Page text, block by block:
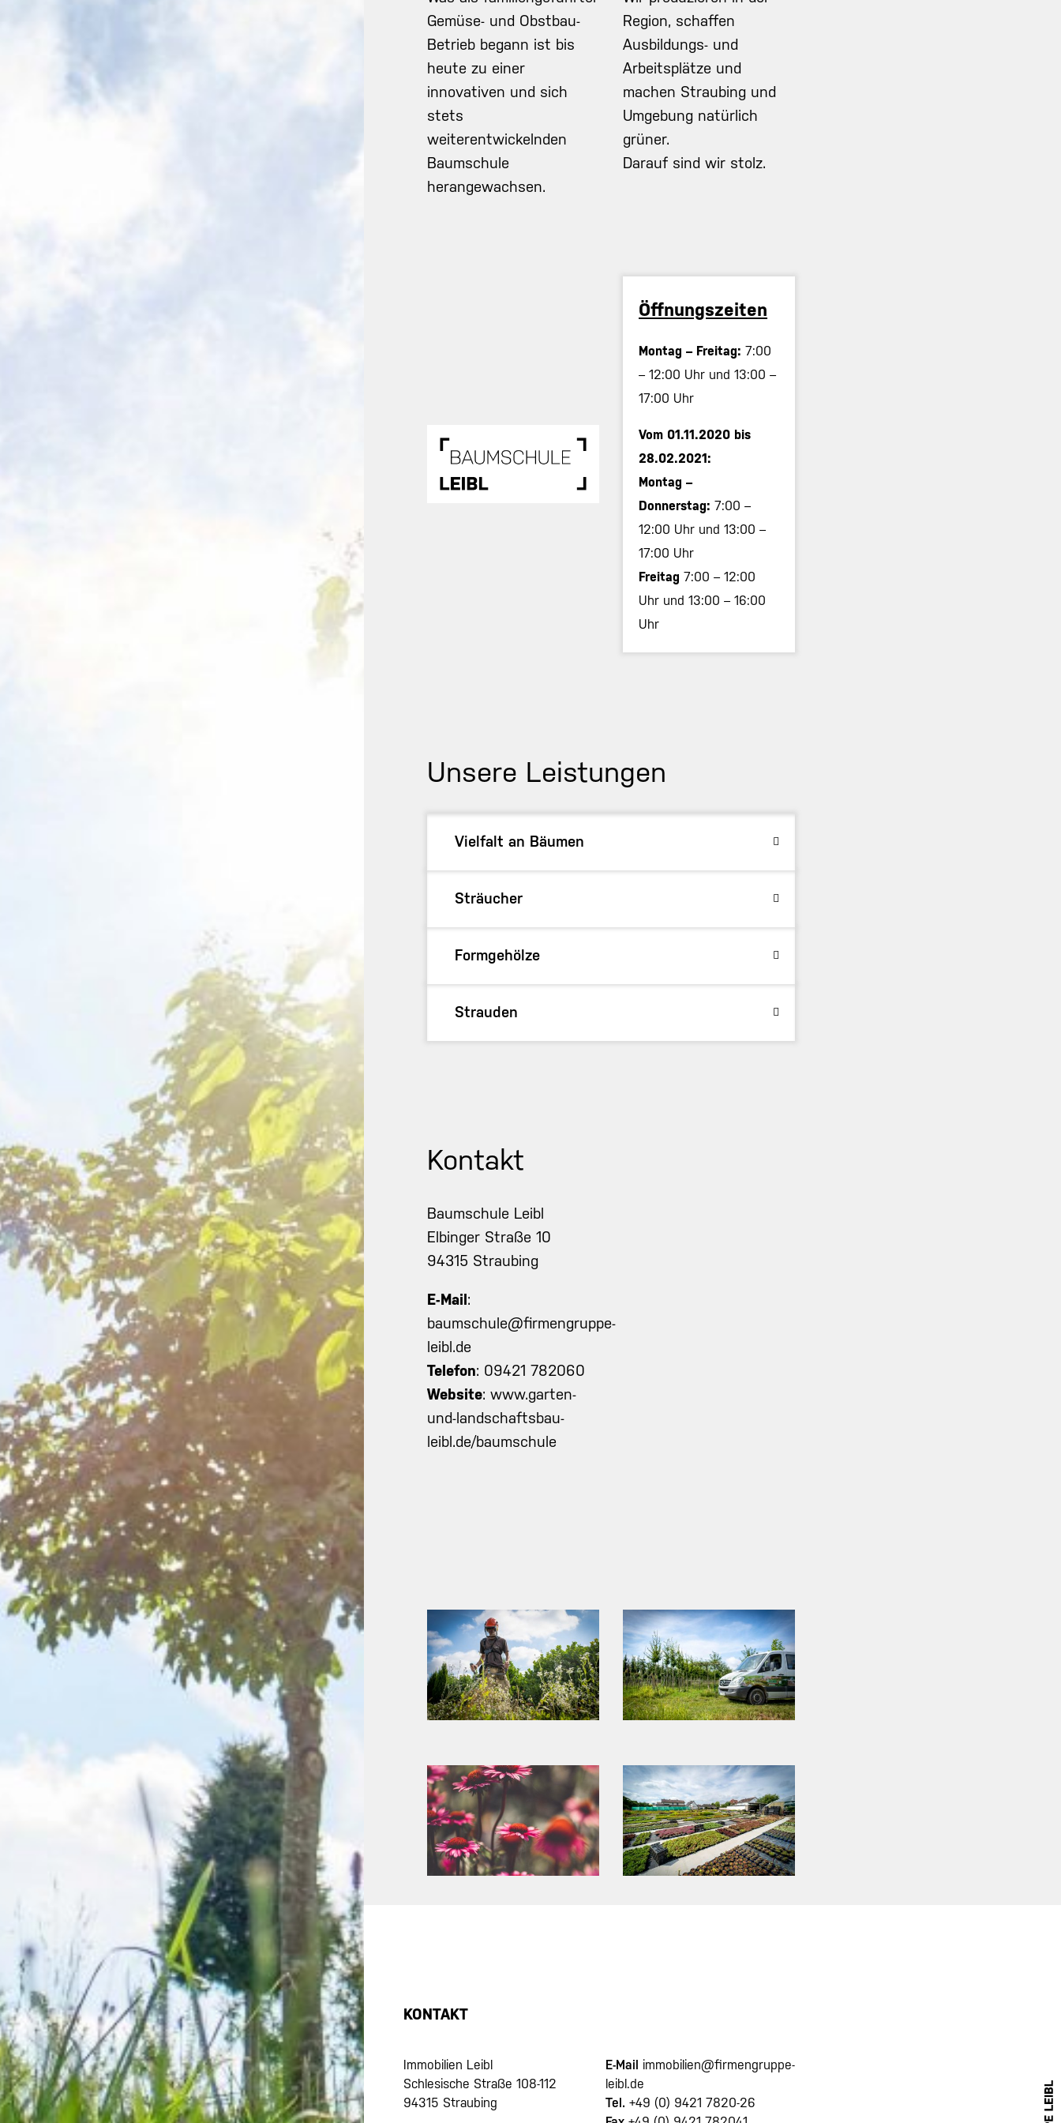
Gemüse- und Obstbau-
Betrieb begann ist bis
heute zu einer
innovativen und sich
stets
weiterentwickelnden
Baumschule
herangewachsen.
Region, schaffen
Ausbildungs- und
Arbeitsplätze und
machen Straubing und
Umgebung natürlich
grüner.
Darauf sind wir stolz.
Öffnungszeiten
Montag – Freitag:7:00
– 12:00 Uhr und 13:00 –
17:00 Uhr
Vom 01.11.2020 bis
28.02.2021:
Montag –
Donnerstag:7:00 –
12:00 Uhr und 13:00 –
17:00 Uhr
Freitag7:00 – 12:00
Uhr und 13:00 – 16:00
Uhr
Unsere Leistungen
Vielfalt an Bäumen
Sträucher
Formgehölze
Strauden
Kontakt
Baumschule Leibl
Elbinger Straße 10
94315 Straubing
E-Mail:
baumschule@firmengruppe-
leibl.de
Telefon: 09421 782060
Website:www.garten-
und-landschaftsbau-
leibl.de/baumschule
KONTAKT
Immobilien Leibl
Schlesische Straße 108-112
94315 Straubing
E-Mail immobilien@firmengruppe-
leibl.de
Tel. +49 (0) 9421 7820-26